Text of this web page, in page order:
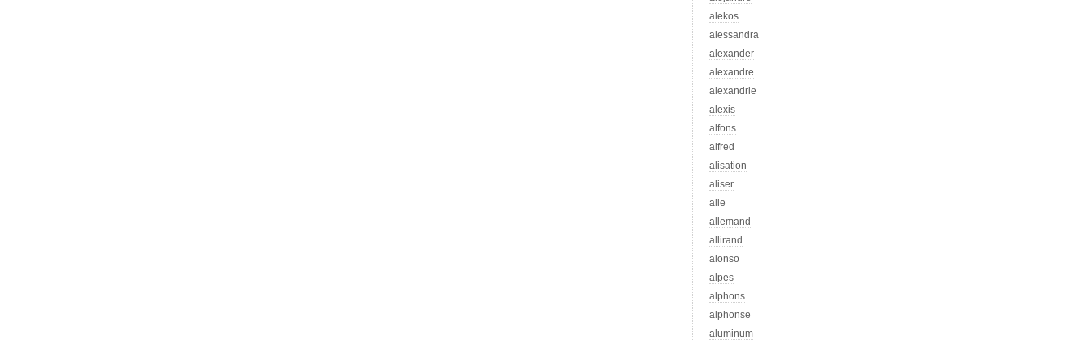
alekos
alessandra
alexander
alexandre
alexandrie
alexis
alfons
alfred
alisation
aliser
alle
allemand
allirand
alonso
alpes
alphons
alphonse
aluminum